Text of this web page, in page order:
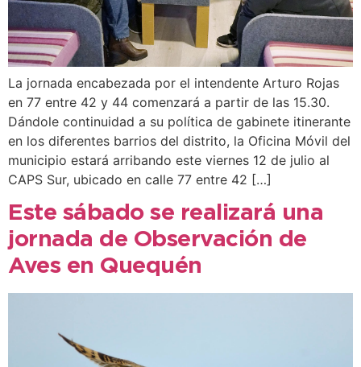
La jornada encabezada por el intendente Arturo Rojas
en 77 entre 42 y 44 comenzará a partir de las 15.30.
Dándole continuidad a su política de gabinete itinerante
en los diferentes barrios del distrito, la Oficina Móvil del
municipio estará arribando este viernes 12 de julio al
CAPS Sur, ubicado en calle 77 entre 42 […]
Este sábado se realizará una
jornada de Observación de
Aves en Quequén